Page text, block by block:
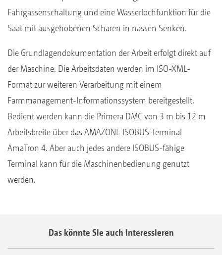
Fahrgassenschaltung und eine Wasserlochfunktion für die
Saat mit ausgehobenen Scharen in nassen Senken.
Die Grundlagendokumentation der Arbeit erfolgt direkt auf
der Maschine. Die Arbeitsdaten werden im ISO-XML-
Format zur weiteren Verarbeitung mit einem
Farmmanagement-Informationssystem bereitgestellt.
Bedient werden kann die Primera DMC von 3 m bis 12 m
Arbeitsbreite über das AMAZONE ISOBUS-Terminal
AmaTron 4. Aber auch jedes andere ISOBUS-fähige
Terminal kann für die Maschinenbedienung genutzt
werden.
Das könnte Sie auch interessieren